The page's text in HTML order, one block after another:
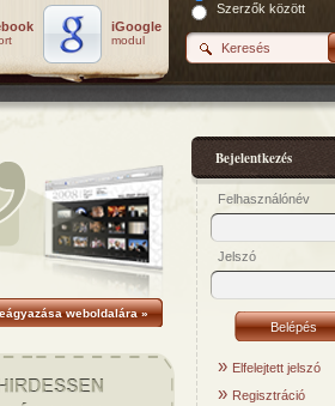
iGoogle
modul
Szerzők között
weboldalára »
Bejelentkezés
Felhasználónév
Jelszó
» Elfelejtett jelszó
» Regisztráció